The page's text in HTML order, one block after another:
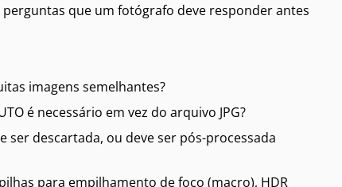
que um fotógrafo deve responder antes
imagens semelhantes?
é necessário em vez do arquivo JPG?
descartada, ou deve ser pós-processada
para empilhamento de foco (macro), HDR